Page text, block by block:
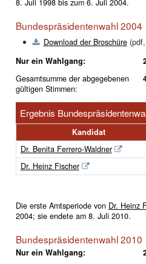
8. Juli 1998 bis zum 6. Juli 2004.
Bundespräsidentenwahl 2004
Download der Broschüre(pdf,
Nur ein Wahlgang:
Gesamtsumme der abgegebenen
gültigen Stimmen:
Ergebnis
Kandidat
Dr. Benita Ferrero-Waldner
Dr. Heinz Fischer
Die erste Amtsperiode von Dr. Heinz
2004; sie endete am 8. Juli 2010.
Bundespräsidentenwahl 2010
Nur ein Wahlgang: